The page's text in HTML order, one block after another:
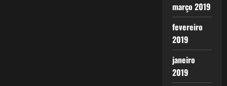
março 2019
fevereiro
2019
janeiro
2019